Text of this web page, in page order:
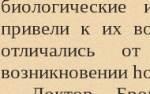
привели к их
отличались
возникновении